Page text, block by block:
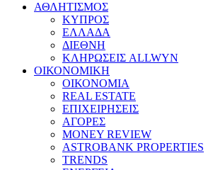
ΑΘΛΗΤΙΣΜΟΣ
ΚΥΠΡΟΣ
ΕΛΛΑΔΑ
ΔΙΕΘΝΗ
ΚΛΗΡΩΣΕΙΣ ALLWYN
ΟΙΚΟΝΟΜΙΚΗ
ΟΙΚΟΝΟΜΙΑ
REAL ESTATE
ΕΠΙΧΕΙΡΗΣΕΙΣ
ΑΓΟΡΕΣ
MONEY REVIEW
ASTROBANK PROPERTIES
TRENDS